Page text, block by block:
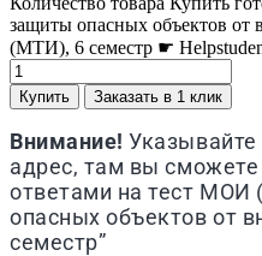
защиты опасных объектов
(МТИ), 6 семестр ☛
Купить Заказать в 1 клик
Внимание!
адрес, там вы сможете
ответами на тест
опасных объектов от
семестр”